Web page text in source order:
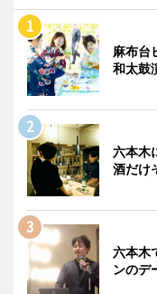
麻布台
和太鼓
六本木
酒だけ
六本木
ンのデ